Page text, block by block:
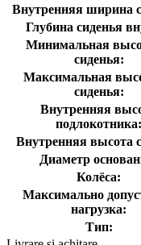
Внутренняя ширина
Глубина сиденья
Минимальная
сиденья:
Максимальная
сиденья:
Внутренняя
подлокотника:
Внутренняя высота
Диаметр
Колёса:
Максимально
нагрузка:
Тип: